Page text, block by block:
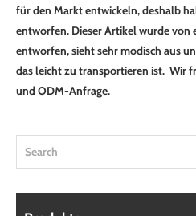
für den Markt entwickeln, deshalb
entworfen. Dieser Artikel wurde von
entworfen, sieht sehr modisch aus
das leicht zu transportieren ist. Wir
und ODM-Anfrage.